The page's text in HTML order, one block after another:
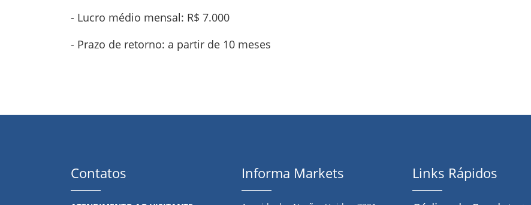
- Lucro médio mensal: R$ 7.000
- Prazo de retorno: a partir de 10 meses
Contatos Informa Markets Links Rápidos